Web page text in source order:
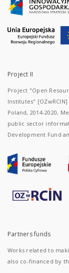
Project II
Project "Open
Institutes"
Poland, 2014-2020,
public sector
Development Fund
Partners funds
Works related to
also co-financed by